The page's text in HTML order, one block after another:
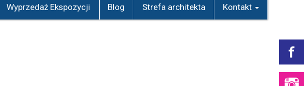
Wyprzedaż Ekspozycji Blog Strefa architekta Kontakt